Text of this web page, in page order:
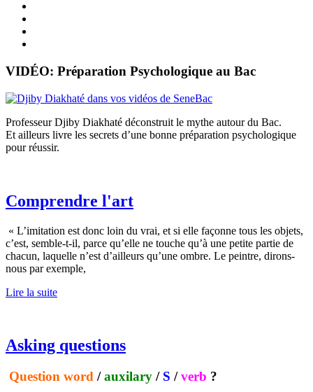
VIDÉO: Préparation Psychologique au Bac
Professeur Djiby Diakhaté déconstruit le mythe autour du Bac.
Et ailleurs livre les secrets d’une bonne préparation psychologique
pour réussir.
Comprendre l'art
« L’imitation est donc loin du vrai, et si elle façonne tous les objets,
c’est, semble-t-il, parce qu’elle ne touche qu’à une petite partie de
chacun, laquelle n’est d’ailleurs qu’une ombre. Le peintre, dirons-
nous par exemple,
Lire la suite
Asking questions
Question word /auxilary / S /verb ?